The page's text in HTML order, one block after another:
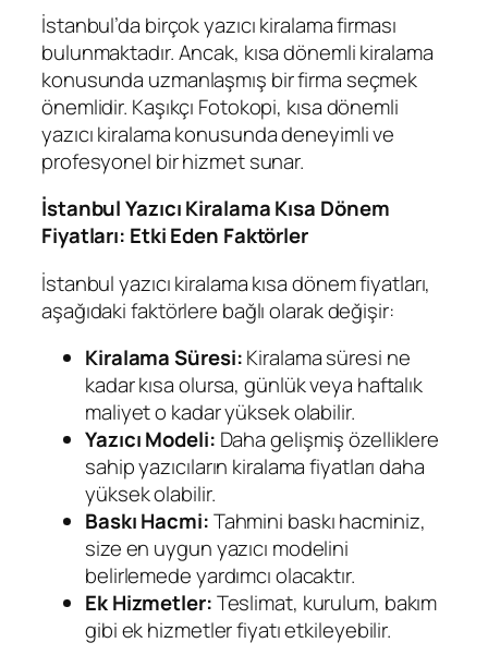
İstanbul’da birçok yazıcı kiralama firması
bulunmaktadır. Ancak, kısa dönemli kiralama
konusunda uzmanlaşmış bir firma seçmek
önemlidir. Kaşıkçı Fotokopi, kısa dönemli
yazıcı kiralama konusunda deneyimli ve
profesyonel bir hizmet sunar.
İstanbul Yazıcı Kiralama Kısa Dönem
Fiyatları: Etki Eden Faktörler
İstanbul yazıcı kiralama kısa dönem fiyatları,
aşağıdaki faktörlere bağlı olarak değişir:
Kiralama Süresi:Kiralama süresi ne
kadar kısa olursa, günlük veya haftalık
maliyet o kadar yüksek olabilir.
Yazıcı Modeli: Daha gelişmiş özelliklere
sahip yazıcıların kiralama fiyatları daha
yüksek olabilir.
Baskı Hacmi:Tahmini baskı hacminiz,
size en uygun yazıcı modelini
belirlemede yardımcı olacaktır.
Ek Hizmetler:Teslimat, kurulum, bakım
gibi ek hizmetler fiyatı etkileyebilir.